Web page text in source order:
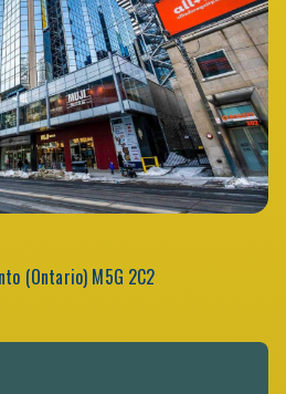
(Ontario) M5G 2C2